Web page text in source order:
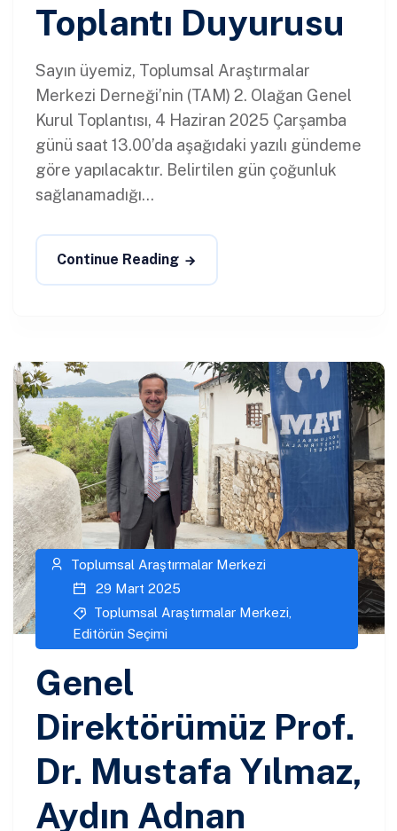
Toplantı Duyurusu
Sayın üyemiz, Toplumsal Araştırmalar
Merkezi Derneği’nin (TAM) 2. Olağan Genel
Kurul Toplantısı, 4 Haziran 2025 Çarşamba
günü saat 13.00’da aşağıdaki yazılı gündeme
göre yapılacaktır. Belirtilen gün çoğunluk
sağlanamadığı...
Continue Reading
Toplumsal Araştırmalar Merkezi
29 Mart 2025
Toplumsal Araştırmalar Merkezi
Editörün Seçimi
Genel
Direktörümüz Prof.
Dr. Mustafa Yılmaz,
Aydın Adnan